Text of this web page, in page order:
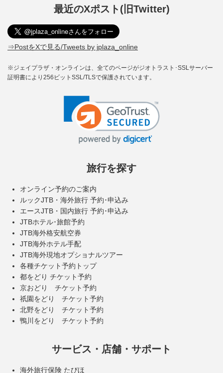
最近のXポスト(旧Twitter)
⇒PostをXで見る/Tweets by jplaza_online
※ジェイプラザ・オンラインは、全てのページがジオトラスト･SSLサーバー
証明書により256ビットSSL/TLSで保護されています。
旅行を探す
オンライン予約のご案内
ルックJTB・海外旅行 予約･申込み
エースJTB・国内旅行 予約･申込み
JTBホテル･旅館予約
JTB海外格安航空券
JTB海外ホテル手配
JTB海外現地オプショナルツアー
各種チケット予約トップ
都をどり チケット予約
京おどり チケット予約
祇園をどり チケット予約
北野をどり チケット予約
鴨川をどり チケット予約
サービス・店舗・サポート
海外旅行保険 たびほ